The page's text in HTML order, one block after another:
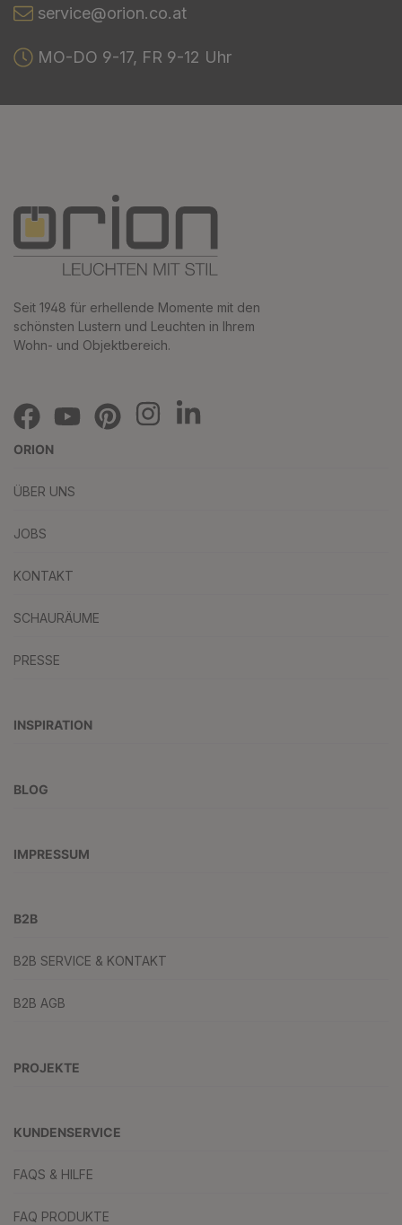
service@orion.co.at
MO-DO 9-17, FR 9-12 Uhr
Seit 1948 für erhellende Momente mit den
schönsten Lustern und Leuchten in Ihrem
Wohn- und Objektbereich.
ORION
ÜBER UNS
JOBS
KONTAKT
SCHAURÄUME
PRESSE
INSPIRATION
BLOG
IMPRESSUM
B2B
B2B SERVICE & KONTAKT
B2B AGB
PROJEKTE
KUNDENSERVICE
FAQS & HILFE
FAQ PRODUKTE